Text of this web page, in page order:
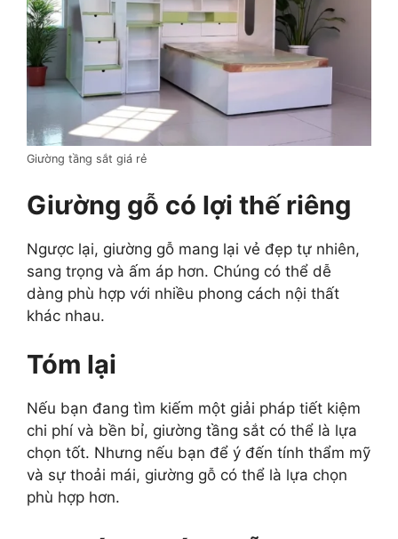
Giường tầng sắt giá rẻ
Giường gỗ có lợi thế riêng
Ngược lại, giường gỗ mang lại vẻ đẹp tự nhiên,
sang trọng và ấm áp hơn. Chúng có thể dễ
dàng phù hợp với nhiều phong cách nội thất
khác nhau.
Tóm lại
Nếu bạn đang tìm kiếm một giải pháp tiết kiệm
chi phí và bền bỉ, giường tầng sắt có thể là lựa
chọn tốt. Nhưng nếu bạn để ý đến tính thẩm mỹ
và sự thoải mái, giường gỗ có thể là lựa chọn
phù hợp hơn.